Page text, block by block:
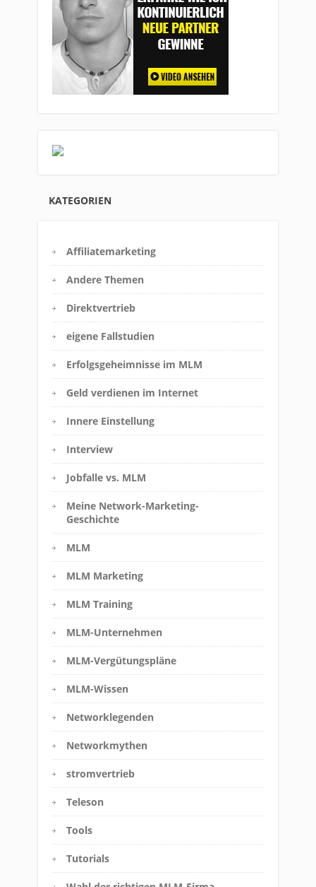
KATEGORIEN
Affiliatemarketing
Andere Themen
Direktvertrieb
eigene Fallstudien
Erfolgsgeheimnisse im MLM
Geld verdienen im Internet
Innere Einstellung
Interview
Jobfalle vs. MLM
Meine Network-Marketing-
Geschichte
MLM
MLM Marketing
MLM Training
MLM-Unternehmen
MLM-Vergütungspläne
MLM-Wissen
Networklegenden
Networkmythen
stromvertrieb
Teleson
Tools
Tutorials